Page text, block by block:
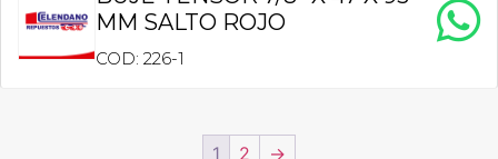
MM SALTO ROJO
COD: 226-1
1 2 →